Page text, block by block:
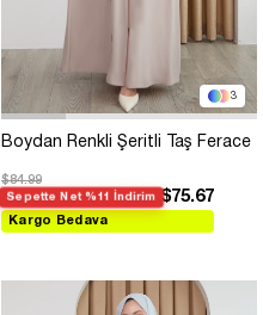
3
Boydan Renkli Şeritli Taş Ferace
$84.99
Sepette Net %11 İndirim $75.67
Kargo Bedava